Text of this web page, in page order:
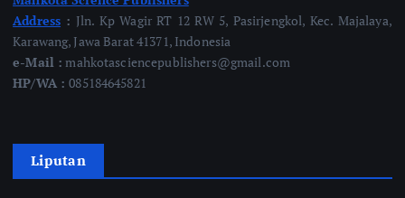
Address : Jln. Kp Wagir RT 12 RW 5, Pasirjengkol, Kec. Majalaya,
Karawang, Jawa Barat 41371, Indonesia
e-Mail : mahkotasciencepublishers@gmail.com
HP/WA :085184645821
Liputan